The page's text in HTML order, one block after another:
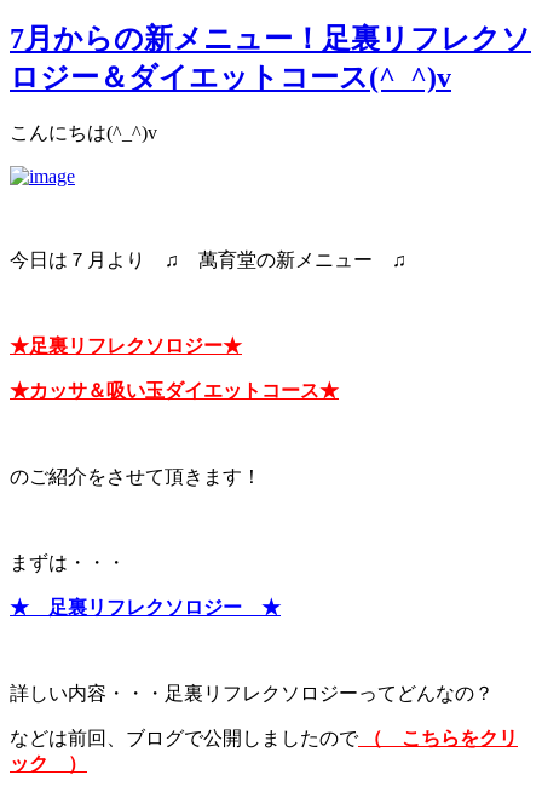
7月からの新メニュー！足裏リフレクソ
ロジー＆ダイエットコース(^_^)v
こんにちは(^_^)v
今日は７月より ♫ 萬育堂の新メニュー ♫
★足裏リフレクソロジー★
★カッサ＆吸い玉ダイエットコース★
のご紹介をさせて頂きます！
まずは・・・
★ 足裏リフレクソロジー ★
詳しい内容・・・足裏リフレクソロジーってどんなの？
などは前回、ブログで公開しましたので（ こちらをクリ
ック
）